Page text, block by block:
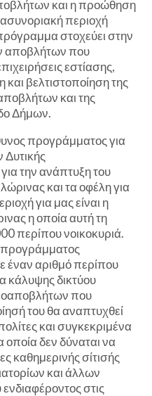
και η προώθηση
περιοχή
στοχεύει στην
αποβλήτων που
εστίασης,
βελτιστοποίηση της
και της
Δήμων.
προγράμματος για
Δυτικής
την ανάπτυξη του
και τα οφέλη για
για μας είναι η
η οποία αυτή τη
περίπου νοικοκυριά.
προγράμματος
αριθμό περίπου
κάλυψης δικτύου
που
του θα αναπτυχθεί
και συγκεκριμένα
δεν δύναται να
καθημερινής σίτισής
και άλλων
στις